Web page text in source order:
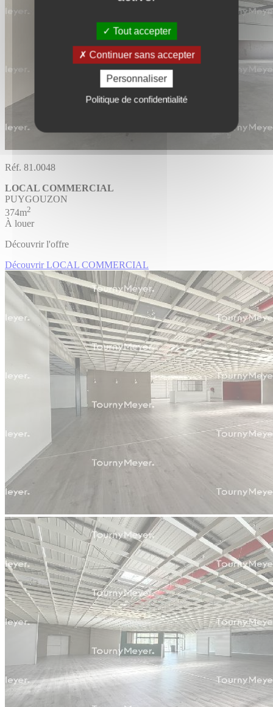
Tout accepter
Continuer sans accepter
Personnaliser
Politique de confidentialité
Réf. 81.0048
LOCAL COMMERCIAL
PUYGOUZON
374m2
À louer
Découvrir l'offre
Découvrir LOCAL COMMERCIAL